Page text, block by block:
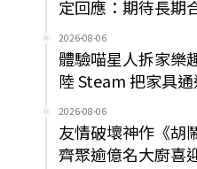
定回應：期待長期
2026-08-06
體驗喵星人拆家樂
陸 Steam 把家具
2026-08-06
友情破壞神作《胡
齊聚逾億名大廚喜